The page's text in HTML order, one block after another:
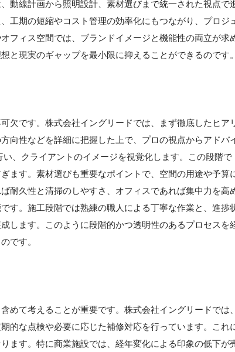
動線計画から照明設計、素材選びまで統一された視点で
工期の短縮やコスト管理の効率化にもつながり、プロジ
フィス空間では、ブランドイメージと機能性の両立が求
と現実のギャップを最小限に抑えることができるのです。
欠です。株式会社イングリードでは、まず徹底したヒア
向性などを詳細に把握した上で、プロの視点からアドバ
、クライアントのイメージを視覚化します。この段階で
ます。素材選びも重要なポイントで、空間の用途や予算
耐久性と清掃のしやすさ、オフィスであれば集中力を高
す。施工段階では熟練の職人による丁寧な作業と、進捗
します。このように段階的かつ透明性のあるプロセスを
です。
めて考えることが重要です。株式会社イングリードでは、
的な点検や必要に応じた補修対応を行っています。これ
ます。特に商業施設では、経年変化による印象の低下が